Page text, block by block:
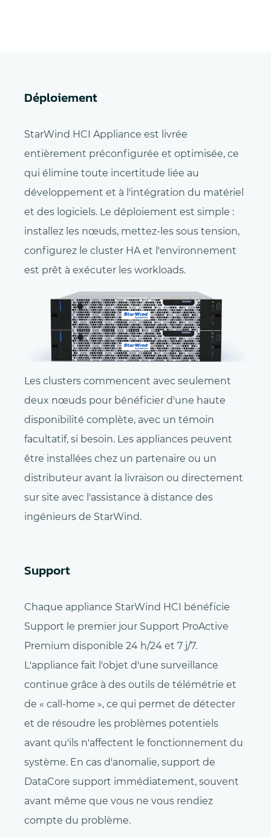
Déploiement
StarWind HCI Appliance est livrée
entièrement préconfigurée et optimisée, ce
qui élimine toute incertitude liée au
développement et à l'intégration du matériel
et des logiciels. Le déploiement est simple :
installez les nœuds, mettez-les sous tension,
configurez le cluster HA et l'environnement
est prêt à exécuter les workloads.
Les clusters commencent avec seulement
deux nœuds pour bénéficier d'une haute
disponibilité complète, avec un témoin
facultatif, si besoin. Les appliances peuvent
être installées chez un partenaire ou un
distributeur avant la livraison ou directement
sur site avec l'assistance à distance des
ingénieurs de StarWind.
Support
Chaque appliance StarWind HCI bénéficie
Support le premier jour Support ProActive
Premium disponible 24 h/24 et 7 j/7.
L'appliance fait l'objet d'une surveillance
continue grâce à des outils de télémétrie et
de « call-home », ce qui permet de détecter
et de résoudre les problèmes potentiels
avant qu'ils n'affectent le fonctionnement du
système. En cas d'anomalie, support de
DataCore support immédiatement, souvent
avant même que vous ne vous rendiez
compte du problème.